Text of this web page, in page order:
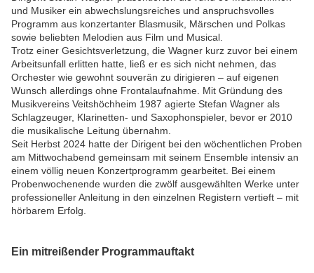
und Musiker ein abwechslungsreiches und anspruchsvolles
Programm aus konzertanter Blasmusik, Märschen und Polkas
sowie beliebten Melodien aus Film und Musical.
Trotz einer Gesichtsverletzung, die Wagner kurz zuvor bei einem
Arbeitsunfall erlitten hatte, ließ er es sich nicht nehmen, das
Orchester wie gewohnt souverän zu dirigieren – auf eigenen
Wunsch allerdings ohne Frontalaufnahme. Mit Gründung des
Musikvereins Veitshöchheim 1987 agierte Stefan Wagner als
Schlagzeuger, Klarinetten- und Saxophonspieler, bevor er 2010
die musikalische Leitung übernahm.
Seit Herbst 2024 hatte der Dirigent bei den wöchentlichen Proben
am Mittwochabend gemeinsam mit seinem Ensemble intensiv an
einem völlig neuen Konzertprogramm gearbeitet. Bei einem
Probenwochenende wurden die zwölf ausgewählten Werke unter
professioneller Anleitung in den einzelnen Registern vertieft – mit
hörbarem Erfolg.
Ein mitreißender Programmauftakt